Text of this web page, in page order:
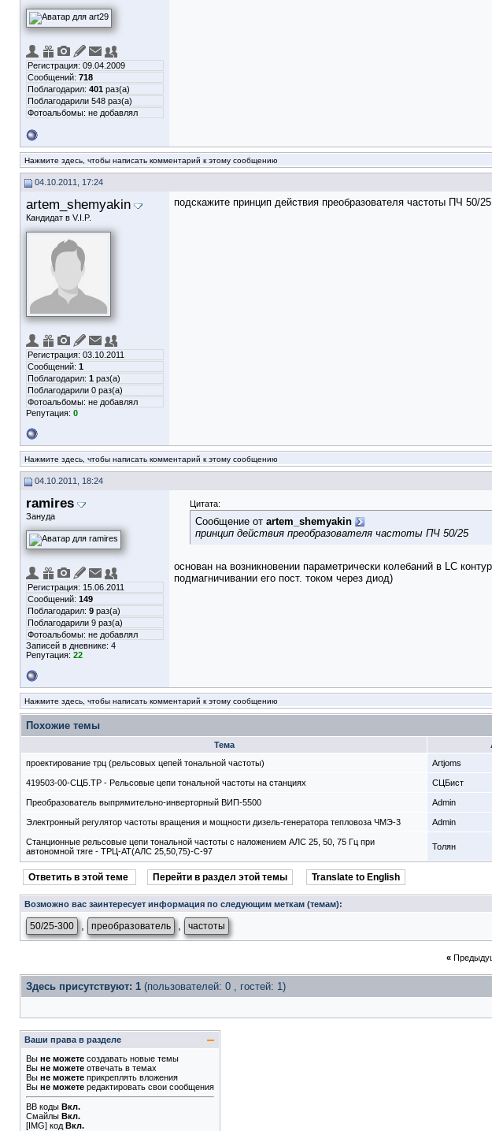
Регистрация: 09.04.2009
Сообщений: 718
Поблагодарил: 401 раз(а)
Поблагодарили 548 раз(а)
Фотоальбомы: не добавлял
Нажмите здесь, чтобы написать комментарий к этому сообщению
04.10.2011, 17:24
artem_shemyakin
Кандидат в V.I.P.
Регистрация: 03.10.2011
Сообщений: 1
Поблагодарил: 1 раз(а)
Поблагодарили 0 раз(а)
Фотоальбомы: не добавлял
Репутация: 0
подскажите принцип действия преобразователя частоты ПЧ 50/25
Нажмите здесь, чтобы написать комментарий к этому сообщению
04.10.2011, 18:24
ramires
Зануда
Регистрация: 15.06.2011
Сообщений: 149
Поблагодарил: 9 раз(а)
Поблагодарили 9 раз(а)
Фотоальбомы: не добавлял
Записей в дневнике: 4
Репутация: 22
Цитата:
Сообщение от artem_shemyakin
принцип действия преобразователя частоты ПЧ 50/25
основан на возникновении параметрически колебаний в LC
подмагничивании его пост. током через диод)
Нажмите здесь, чтобы написать комментарий к этому сообщению
Похожие темы
Тема
проектирование трц (рельсовых цепей тональной частоты)
Artjoms
419503-00-СЦБ.ТР - Рельсовые цепи тональной частоты на станциях СЦБист
Преобразователь выпрямительно-инверторный ВИП-5500 Admin
Электронный регулятор частоты вращения и мощности дизель-генератора тепловоза ЧМЭ-3 Admin
Станционные рельсовые цепи тональной частоты с наложением АЛС 25, 50, 75 Гц при
автономной тяге - ТРЦ-АТ(АЛС 25,50,75)-С-97
Толян
Ответить в этой теме Перейти в раздел этой темы Translate to English
Возможно вас заинтересует информация по следующим меткам (темам):
50/25-300 преобразователь частоты
«
Здесь присутствуют: 1 (пользователей: 0 , гостей: 1)
Ваши права в разделе
Вы не можете создавать новые темы
Вы не можете отвечать в темах
Вы не можете прикреплять вложения
Вы не можете редактировать свои сообщения
BB коды Вкл.
Смайлы Вкл.
[IMG] код Вкл.